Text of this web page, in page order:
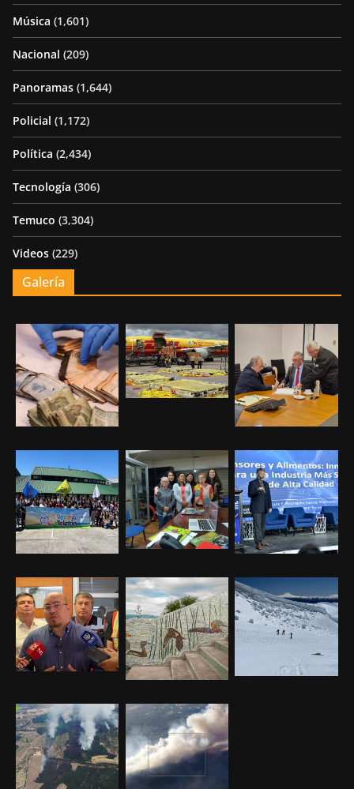
Música (1,601)
Nacional (209)
Panoramas (1,644)
Policial (1,172)
Política (2,434)
Tecnología (306)
Temuco (3,304)
Videos (229)
Galería